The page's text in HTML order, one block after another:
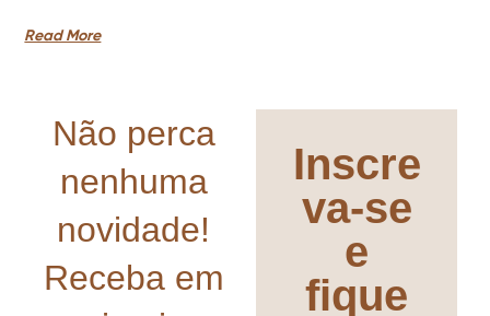
Read More
Não perca
nenhuma
novidade!
Receba em
Inscre
va-se
e
fique